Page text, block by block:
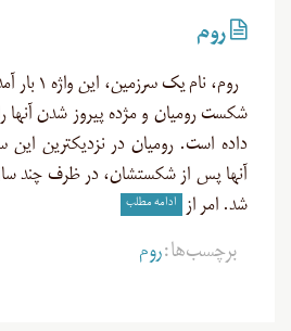
روم
روم، نام
شکست رومیان و م‍ژده پیروز شدن آنها
داده است. رومیان در نزدیکترین
آنها پس از شکستشان، در ظرف چند
شد. امر از
ادامه مطلب
برچسب‌ها:روم